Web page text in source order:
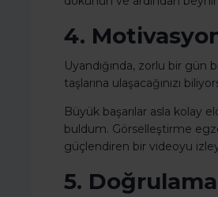
4.
Uyandığında, zorlu bir
taşlarına ulaşacağınızı
Büyük başarılar asla kolay
buldum. Görselleştirme
güçlendiren bir videoyu
5.